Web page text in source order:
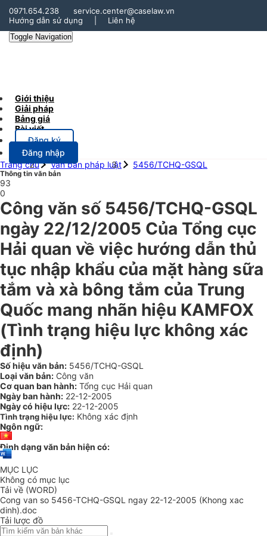
0971.654.238
service.center@caselaw.vn
Hướng dẫn sử dụng
Liên hệ
Toggle Navigation
Giới thiệu
Giải pháp
Bảng giá
Bài viết
Đăng ký
Đăng nhập
Trang chủ
Văn bản pháp luật 5456/TCHQ-GSQL
Thông tin văn bản
93
0
Công văn số 5456/TCHQ-GSQL
ngày 22/12/2005 Của Tổng cục
Hải quan về việc hướng dẫn thủ
tục nhập khẩu của mặt hàng sữa
tắm và xà bông tắm của Trung
Quốc mang nhãn hiệu KAMFOX
(Tình trạng hiệu lực không xác
định)
Số hiệu văn bản: 5456/TCHQ-GSQL
Loại văn bản: Công văn
Cơ quan ban hành: Tổng cục Hải quan
Ngày ban hành: 22-12-2005
Ngày có hiệu lực: 22-12-2005
Tình trạng hiệu lực: Không xác định
Ngôn ngữ:
Định dạng văn bản hiện có:
MỤC LỤC
Không có mục lục
Tải về (WORD)
Cong van so 5456-TCHQ-GSQL ngay 22-12-2005 (Khong xac
dinh).doc
Tải lược đồ